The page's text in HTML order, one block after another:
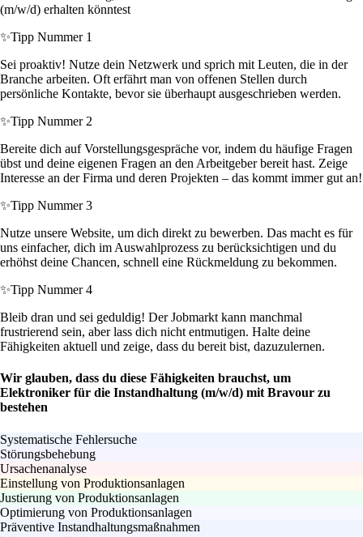
(m/w/d) erhalten könntest
✨Tipp Nummer 1
Sei proaktiv! Nutze dein Netzwerk und sprich mit Leuten, die in der
Branche arbeiten. Oft erfährt man von offenen Stellen durch
persönliche Kontakte, bevor sie überhaupt ausgeschrieben werden.
✨Tipp Nummer 2
Bereite dich auf Vorstellungsgespräche vor, indem du häufige Fragen
übst und deine eigenen Fragen an den Arbeitgeber bereit hast. Zeige
Interesse an der Firma und deren Projekten – das kommt immer gut an!
✨Tipp Nummer 3
Nutze unsere Website, um dich direkt zu bewerben. Das macht es für
uns einfacher, dich im Auswahlprozess zu berücksichtigen und du
erhöhst deine Chancen, schnell eine Rückmeldung zu bekommen.
✨Tipp Nummer 4
Bleib dran und sei geduldig! Der Jobmarkt kann manchmal
frustrierend sein, aber lass dich nicht entmutigen. Halte deine
Fähigkeiten aktuell und zeige, dass du bereit bist, dazuzulernen.
Wir glauben, dass du diese Fähigkeiten brauchst, um
Elektroniker für die Instandhaltung (m/w/d) mit Bravour zu
bestehen
Systematische Fehlersuche
Störungsbehebung
Ursachenanalyse
Einstellung von Produktionsanlagen
Justierung von Produktionsanlagen
Optimierung von Produktionsanlagen
Präventive Instandhaltungsmaßnahmen